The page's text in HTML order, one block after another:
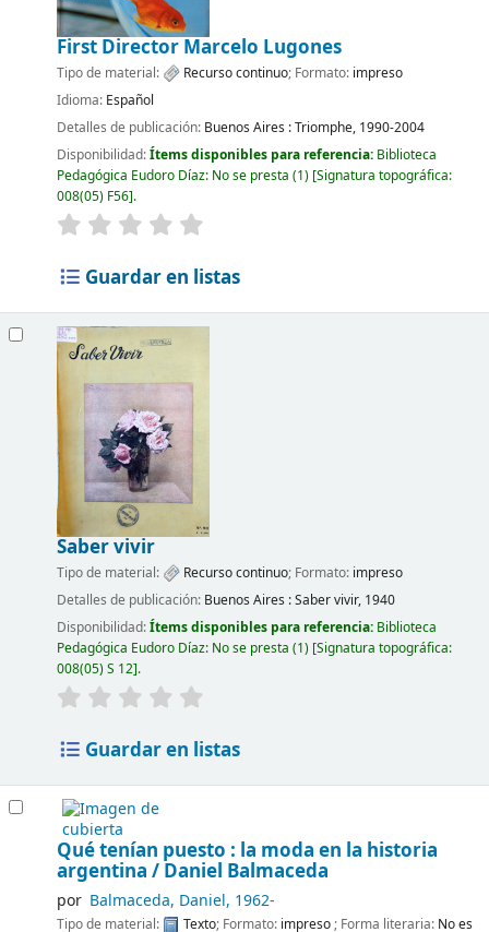
First Director Marcelo Lugones
Tipo de material: Recurso continuo; Formato: impreso
Idioma: Español
Detalles de publicación: Buenos Aires :Triomphe, 1990-2004
Disponibilidad:Ítems disponibles para referencia: Biblioteca
Pedagógica Eudoro Díaz: No se presta (1) Signatura topográfica:
008(05) F56 .
Guardar en listas
Saber vivir
Tipo de material: Recurso continuo; Formato: impreso
Detalles de publicación: Buenos Aires :Saber vivir, 1940
Disponibilidad:Ítems disponibles para referencia: Biblioteca
Pedagógica Eudoro Díaz: No se presta (1) Signatura topográfica:
008(05) S 12 .
Guardar en listas
Qué tenían puesto : la moda en la historia
argentina / Daniel Balmaceda
por Balmaceda, Daniel, 1962-
Tipo de material: Texto; Formato: impreso; Forma literaria: No es